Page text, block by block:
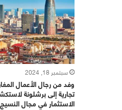
سبتمبر 18, 2024
وفد من رجال الأعمال
تجارية إلى برشلونة
الاستثمار في مجال النسيج